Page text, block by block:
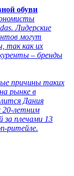
обуви
Лидерские
могут
так как их
– бренды
причины таких
рынке в
Дания
20-летним
плечами 13
ритейле.